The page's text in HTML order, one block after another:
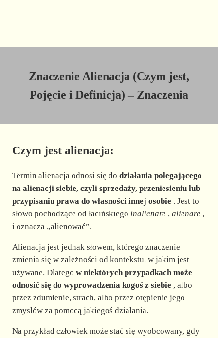
Znaczenie Alienacja (Czym jest,
Pojęcie i Definicja) – Znaczenia
Czym jest alienacja:
Termin alienacja odnosi się do działania polegającego
na alienacji siebie, czyli sprzedaży, przeniesieniu lub
przypisaniu prawa do własności innej osobie . Jest to
słowo pochodzące od łacińskiego inalienare , alienāre ,
i oznacza „alienować”.
Alienacja jest jednak słowem, którego znaczenie
zmienia się w zależności od kontekstu, w jakim jest
używane. Dlatego w niektórych przypadkach może
odnosić się do wyprowadzenia kogoś z siebie , albo
przez zdumienie, strach, albo przez otępienie jego
zmysłów za pomocą jakiegoś działania.
Na przykład człowiek może stać się wyobcowany, gdy